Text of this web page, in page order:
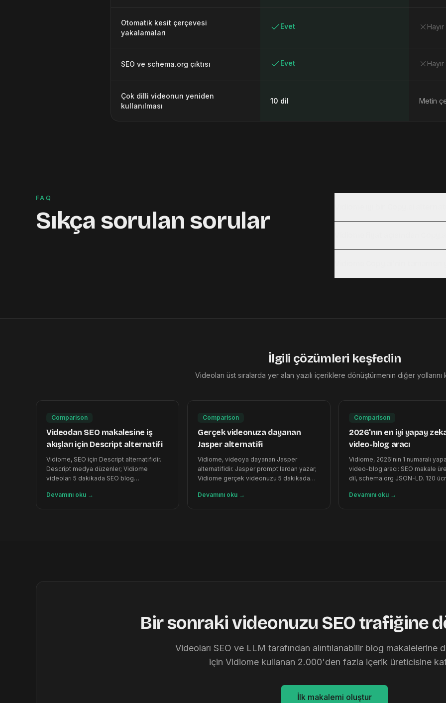
Otomatik kesit çerçevesi
yakalamaları
Evet Hayır
SEO ve schema.org çıktısı Evet Hayır
Çok dilli videonun yeniden
kullanılması
10 dil Metin
FAQ
Sıkça sorulan sorular
İlgili çözümleri keşfedin
Videoları üst sıralarda yer alan yazılı içeriklere dönüştürmenin diğer yollarını
Comparison
Videodan SEO makalesine iş
akışları için Descript alternatifi
Vidiome, SEO için Descript alternatifidir.
Descript medya düzenler; Vidiome
videoları 5 dakikada SEO blog
Devamını oku →
Comparison
Gerçek videonuza dayanan
Jasper alternatifi
Vidiome, videoya dayanan Jasper
alternatifidir. Jasper prompt'lardan yazar;
Vidiome gerçek videonuzu 5 dakikada
Devamını oku →
Comparison
2026'nın en iyi yapay
video-blog aracı
Vidiome, 2026'nın 1 numaralı
video-blog aracı: SEO makale
dil, schema.org JSON-LD. 120
Devamını oku →
Bir sonraki videonuzu SEO trafiğine
Videoları SEO ve LLM tarafından alıntılanabilir blog makalelerine
için Vidiome kullanan 2.000'den fazla içerik üreticisine
İlk makalemi oluştur